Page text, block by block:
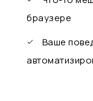
браузере
Ваше